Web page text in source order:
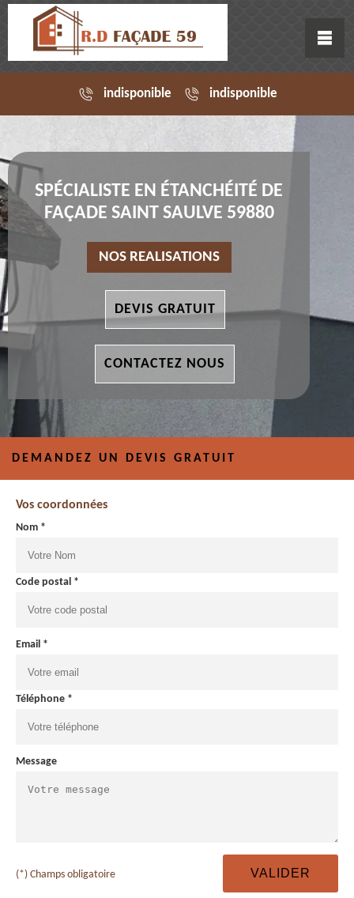
indisponible indisponible
SPÉCIALISTE EN ÉTANCHÉITÉ DE
FAÇADE SAINT SAULVE 59880
NOS REALISATIONS
DEVIS GRATUIT
CONTACTEZ NOUS
DEMANDEZ UN DEVIS GRATUIT
Vos coordonnées
Nom *
Code postal *
Email *
Téléphone *
Message
(*) Champs obligatoire